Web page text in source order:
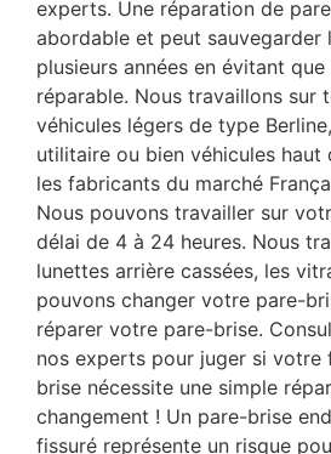
experts. Une réparation de
abordable et peut sauvegarder
plusieurs années en évitant
réparable. Nous travaillons sur
véhicules légers de type
utilitaire ou bien véhicules haut
les fabricants du marché
Nous pouvons travailler sur
délai de 4 à 24 heures. Nous
lunettes arrière cassées, les
pouvons changer votre pare-
réparer votre pare-brise.
nos experts pour juger si votre
brise nécessite une simple
changement ! Un pare-brise
fissuré représente un risque